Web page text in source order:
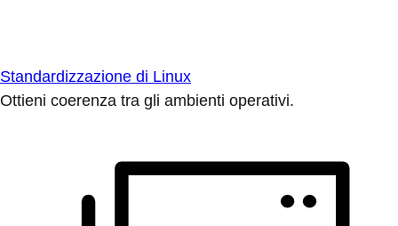
Standardizzazione di Linux
Ottieni coerenza tra gli ambienti operativi.